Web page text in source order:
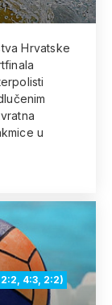
Hrvatske
u
2:2, 4:3, 2:2)